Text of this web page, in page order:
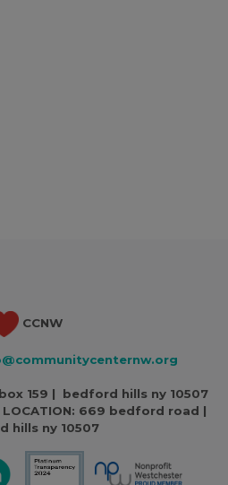
CCNW
box 159 | bedford hills ny 10507
LOCATION: 669 bedford road |
hills ny 10507